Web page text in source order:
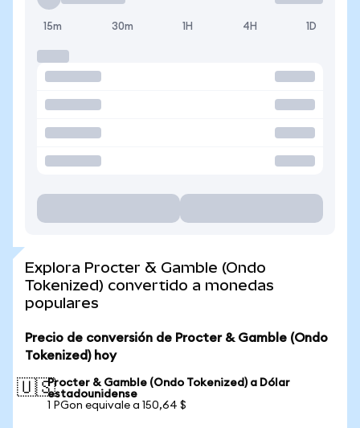
15m 30m 1H 4H 1D
Explora Procter & Gamble (Ondo
Tokenized) convertido a monedas
populares
Precio de conversión de Procter & Gamble (Ondo
Tokenized) hoy
🇺🇸Procter & Gamble (Ondo Tokenized) a Dólar
estadounidense
1 PGon equivale a 150,64 $